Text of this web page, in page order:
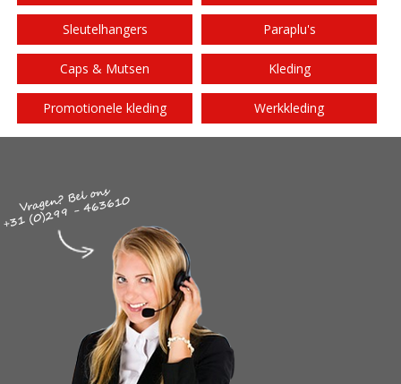
Sleutelhangers Paraplu's
Caps & Mutsen Kleding
Promotionele kleding Werkkleding